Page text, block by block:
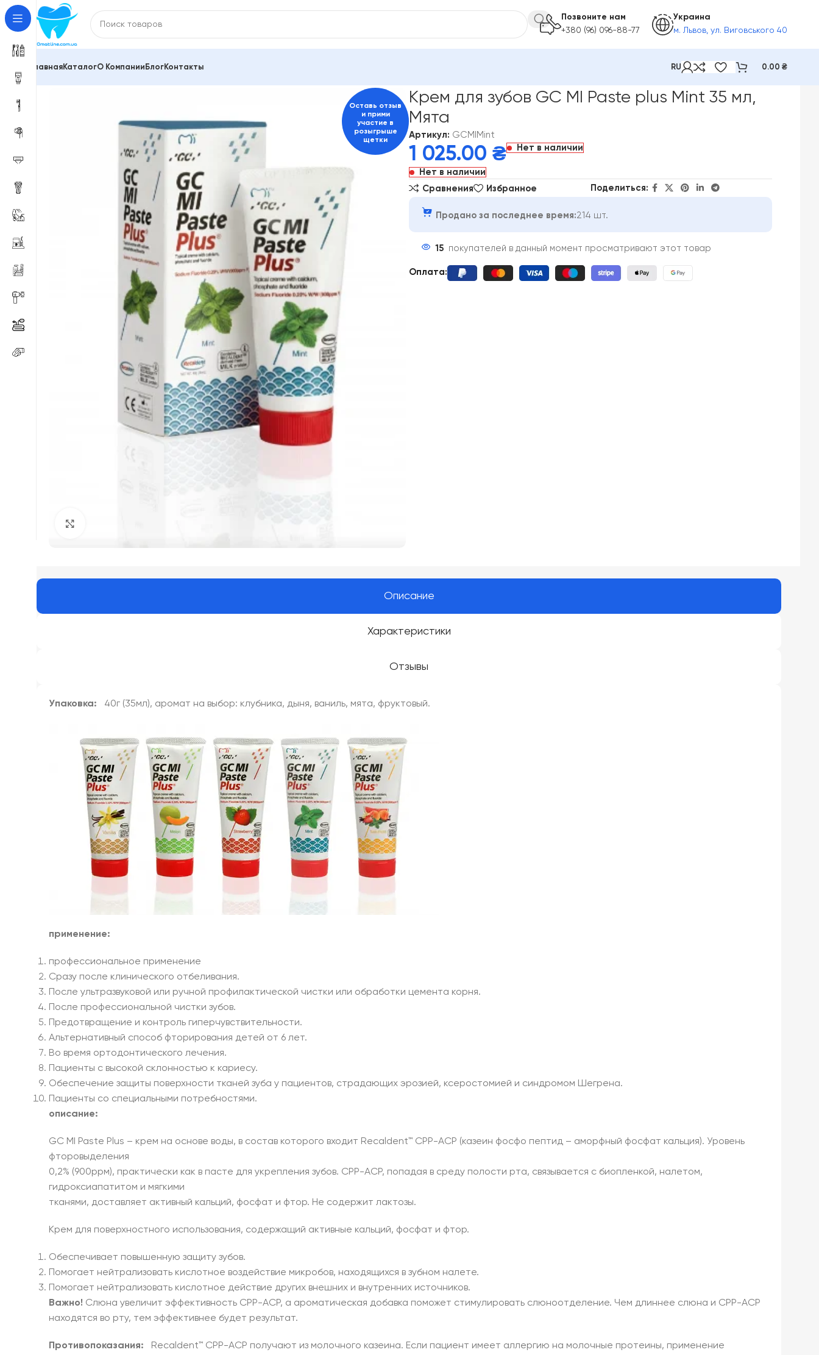
Позвоните нам
+380 (96) 096-88-77
Украина
м. Львов, ул. Виговського 40
ГлавнаяКаталогО Компании БлогКонтакты RU 0.00 ₴
Оставь отзыв
и прими
участие в
розыгрыше
щетки
Крем для зубов GC MI Paste plus Mint 35 мл,
Мята
Артикул: GCMIMint
1 025.00 ₴ Нет в наличии
Нет в наличии
Сравнения
Избранное Поделиться:
Продано за последнее время:214 шт.
15 покупателей в данный момент просматривают этот товар
Оплата:
Описание
Характеристики
Отзывы
Упаковка: 40г (35мл), аромат на выбор: клубника, дыня, ваниль, мята, фруктовый.
применение:
профессиональное применение
Сразу после клинического отбеливания.
После ультразвуковой или ручной профилактической чистки или обработки цемента корня.
После профессиональной чистки зубов.
Предотвращение и контроль гиперчувствительности.
Альтернативный способ фторирования детей от 6 лет.
Во время ортодонтического лечения.
Пациенты с высокой склонностью к кариесу.
Обеспечение защиты поверхности тканей зуба у пациентов, страдающих эрозией, ксеростомией и синдромом Шегрена.
Пациенты со специальными потребностями.
описание:
GC MI Paste Plus – крем на основе воды, в состав которого входит Recaldent™ CPP-ACP (казеин фосфо пептид – аморфный фосфат кальция). Уровень
фторовыделения
0,2% (900ррм), практически как в пасте для укрепления зубов. CPP-ACP, попадая в среду полости рта, связывается с биопленкой, налетом,
гидроксиапатитом и мягкими
тканями, доставляет активный кальций, фосфат и фтор. Не содержит лактозы.
Крем для поверхностного использования, содержащий активные кальций, фосфат и фтор.
Обеспечивает повышенную защиту зубов.
Помогает нейтрализовать кислотное воздействие микробов, находящихся в зубном налете.
Помогает нейтрализовать кислотное действие других внешних и внутренних источников.
Важно! Слюна увеличит эффективность CPP-ACP, а ароматическая добавка поможет стимулировать слюноотделение. Чем длиннее слюна и CPP-ACP
находятся во рту, тем эффективнее будет результат.
Противопоказания:
Recaldent™ CPP-ACP получают из молочного казеина. Если пациент имеет аллергию на молочные протеины, применение